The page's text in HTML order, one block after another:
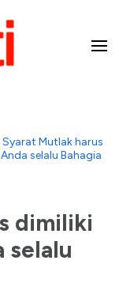
Syarat Mutlak harus
selalu Bahagia
dimiliki
selalu